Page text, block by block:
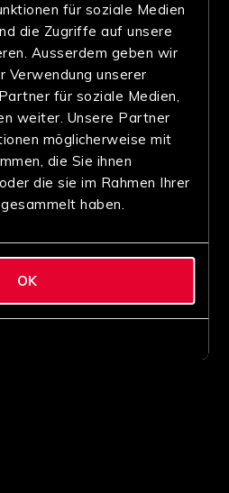
für soziale Medien
die Zugriffe auf unsere
Ausserdem geben wir
Verwendung unserer
für soziale Medien,
weiter. Unsere Partner
möglicherweise mit
die Sie ihnen
die sie im Rahmen Ihrer
haben.
OK